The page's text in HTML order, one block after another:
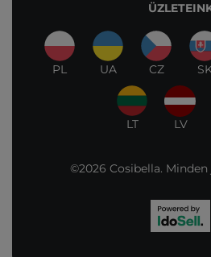
PL UA CZ
LT LV
©2026 Cosibella.